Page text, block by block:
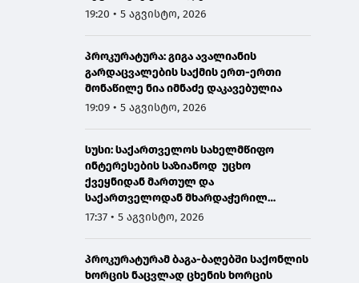
19:20 • 5 აგვისტო, 2026
პროკურატურა: გიგა ავალიანის
გარდაცვალების საქმის ერთ-ერთი
მონაწილე ნია იმნაძე დაკავებულია
19:09 • 5 აგვისტო, 2026
სუსი: საქართველოს სახელმწიფო
ინტერესების საზიანოდ უცხო
ქვეყნიდან მართულ და
საქართველოდან მხარდაჭერილ
დისკრედიტაციულ საინფორმაციო
17:37 • 5 აგვისტო, 2026
პროკურატურამ ბაგა-ბაღებში საქონლის
ხორცის ნაცვლად ცხენის ხორცის